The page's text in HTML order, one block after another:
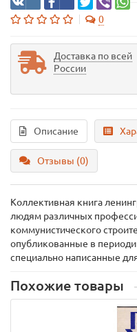
0
Доставка по всей
России
Описание
Отзывы (0)
Коллективная книга
людям различных
коммунистического
опубликованные в
специально написанные
Похожие товары